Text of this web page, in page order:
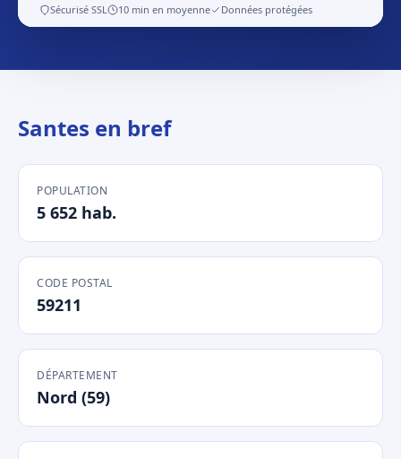
Sécurisé SSL 10 min en moyenne Données protégées
Santes en bref
POPULATION
5 652 hab.
CODE POSTAL
59211
DÉPARTEMENT
Nord (59)